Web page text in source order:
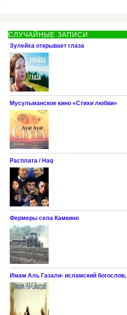
СЛУЧАЙНЫЕ ЗАПИСИ
Зулейха открывает глаза
Мусульманское кино «Стихи любви»
Расплата / Haq
Фермеры села Камкино
Имам Аль Газали- исламский